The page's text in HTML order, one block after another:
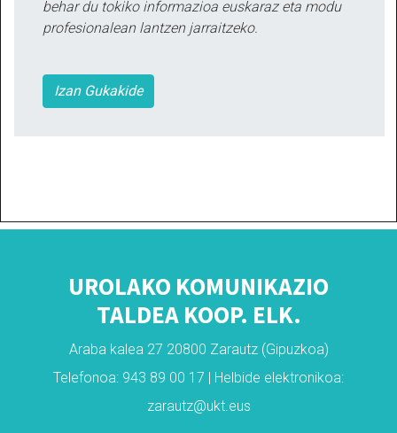
behar du tokiko informazioa euskaraz eta modu
profesionalean lantzen jarraitzeko.
Izan Gukakide
UROLAKO KOMUNIKAZIO
TALDEA KOOP. ELK.
Araba kalea 27 20800 Zarautz (Gipuzkoa)
Telefonoa: 943 89 00 17 | Helbide elektronikoa:
zarautz@ukt.eus